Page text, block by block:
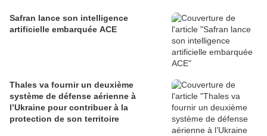
Safran lance son intelligence
artificielle embarquée ACE
Thales va fournir un deuxième
système de défense aérienne à
l’Ukraine pour contribuer à la
protection de son territoire